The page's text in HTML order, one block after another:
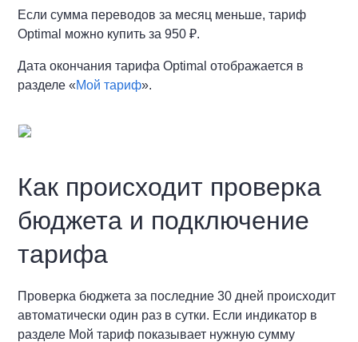
Если сумма переводов за месяц меньше, тариф
Optimal можно купить за 950 ₽.
Дата окончания тарифа Optimal отображается в
разделе «Мой тариф».
Как происходит проверка
бюджета и подключение
тарифа
Проверка бюджета за последние 30 дней происходит
автоматически один раз в сутки. Если индикатор в
разделе Мой тариф показывает нужную сумму